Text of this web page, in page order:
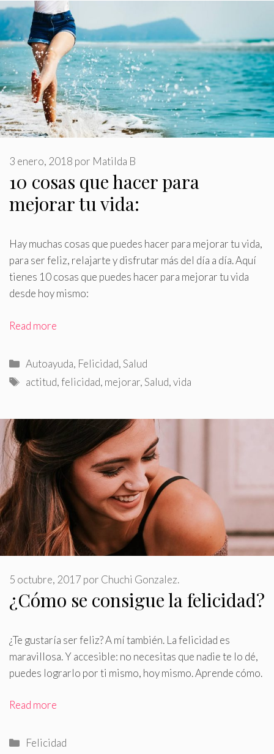
10 cosas que hacer para
mejorar tu vida:
3 enero, 2018 por Matilda B
Hay muchas cosas que puedes hacer para mejorar tu vida,
para ser feliz, relajarte y disfrutar más del día a día.Aquí
tienes 10 cosas que puedes hacer para mejorar tu vida
desde hoy mismo:
Read more
Categorías
Autoayuda, Felicidad,Salud
Etiquetas
actitud,felicidad, mejorar,Salud,vida
¿Cómo se consigue la felicidad?
5 octubre, 2017 por Chuchi Gonzalez.
¿Te gustaría ser feliz? A mí también. La felicidad es
maravillosa. Y accesible: no necesitas que nadie te lo dé,
puedes lograrlo por ti mismo, hoy mismo. Aprende cómo.
Read more
Categorías
Felicidad